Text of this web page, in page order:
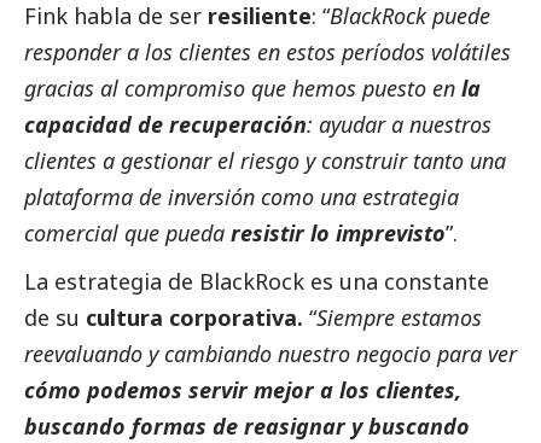
Fink habla de ser resiliente: “BlackRock puede
responder a los clientes en estos períodos volátiles
gracias al compromiso que hemos puesto en la
capacidad de recuperación: ayudar a nuestros
clientes a gestionar el riesgo y construir tanto una
plataforma de inversión como una estrategia
comercial que pueda resistir lo imprevisto”.
La estrategia de BlackRock es una constante
de su cultura corporativa. “Siempre estamos
reevaluando y cambiando nuestro negocio para ver
cómo podemos servir mejor a los clientes,
buscando formas de reasignar y buscando